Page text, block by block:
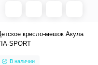
кресло-мешок Акула
SPORT
В наличии